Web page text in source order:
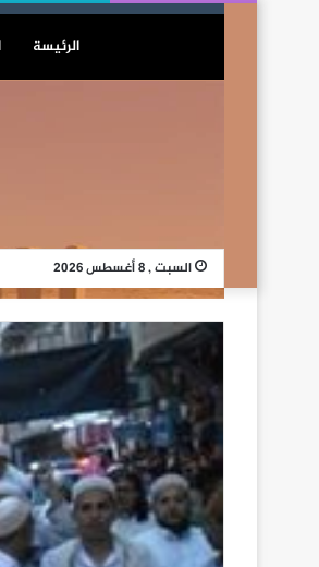
الرئيسة
السبت , 8 أغسطس 2026